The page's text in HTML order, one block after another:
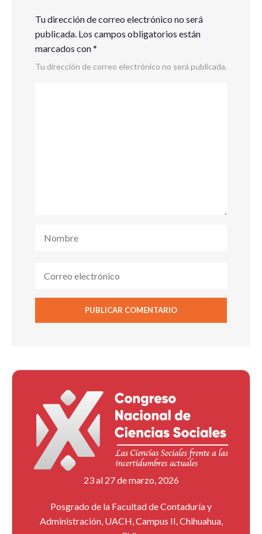
Tu dirección de correo electrónico no será
publicada. Los campos obligatorios están
marcados con*
Tu dirección de correo electrónico no será publicada.
23 al 27 de marzo, 2026
Posgrado de la Facultad de Contaduría y
Administración, UACH, Campus II, Chihuahua,